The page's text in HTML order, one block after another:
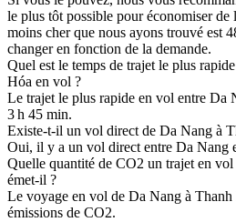
le plus tôt possible pour économiser
moins cher que nous ayons trouvé est
changer en fonction de la demande.
Quel est le temps de trajet le plus
Hóa en vol ?
Le trajet le plus rapide en vol entre Da
3 h 45 min.
Existe-t-il un vol direct de Da Nang à
Oui, il y a un vol direct entre Da Nang
Quelle quantité de CO2 un trajet en
émet-il ?
Le voyage en vol de Da Nang à
émissions de CO2.